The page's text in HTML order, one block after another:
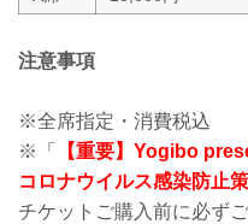
注意事項
※全席指定・消費税込
※「
【重要】Yogibo
コロナウイルス感染防止
チケットご購入前に必ず